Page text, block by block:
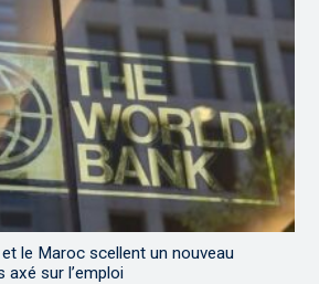
le Maroc scellent un nouveau
axé sur l’emploi